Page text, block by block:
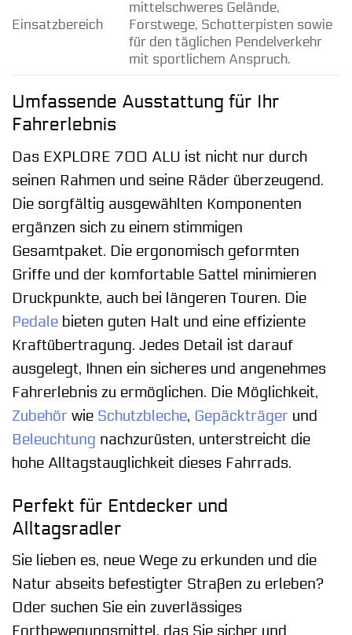
Einsatzbereich
mittelschweres Gelände,
Forstwege, Schotterpisten sowie
für den täglichen Pendelverkehr
mit sportlichem Anspruch.
Umfassende Ausstattung für Ihr
Fahrerlebnis
Das EXPLORE 700 ALU ist nicht nur durch
seinen Rahmen und seine Räder überzeugend.
Die sorgfältig ausgewählten Komponenten
ergänzen sich zu einem stimmigen
Gesamtpaket. Die ergonomisch geformten
Griffe und der komfortable Sattel minimieren
Druckpunkte, auch bei längeren Touren. Die
Pedale bieten guten Halt und eine effiziente
Kraftübertragung. Jedes Detail ist darauf
ausgelegt, Ihnen ein sicheres und angenehmes
Fahrerlebnis zu ermöglichen. Die Möglichkeit,
Zubehör wie Schutzbleche, Gepäckträger und
Beleuchtung nachzurüsten, unterstreicht die
hohe Alltagstauglichkeit dieses Fahrrads.
Perfekt für Entdecker und
Alltagsradler
Sie lieben es, neue Wege zu erkunden und die
Natur abseits befestigter Straßen zu erleben?
Oder suchen Sie ein zuverlässiges
Fortbewegungsmittel, das Sie sicher und